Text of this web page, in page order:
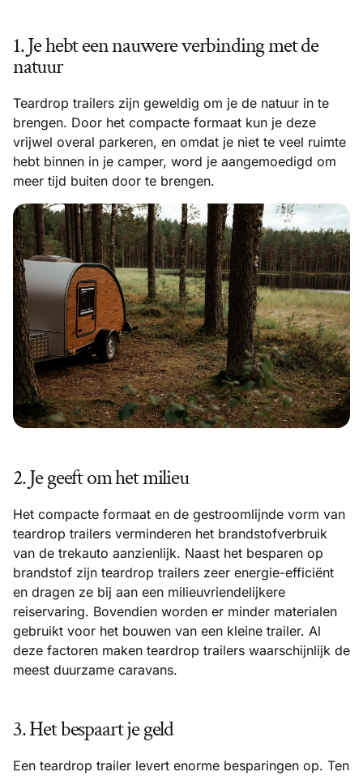
1. Je hebt een nauwere verbinding met de
natuur
Teardrop trailers zijn geweldig om je de natuur in te
brengen. Door het compacte formaat kun je deze
vrijwel overal parkeren, en omdat je niet te veel ruimte
hebt binnen in je camper, word je aangemoedigd om
meer tijd buiten door te brengen.
2. Je geeft om het milieu
Het compacte formaat en de gestroomlijnde vorm van
teardrop trailers verminderen het brandstofverbruik
van de trekauto aanzienlijk. Naast het besparen op
brandstof zijn teardrop trailers zeer energie-efficiënt
en dragen ze bij aan een milieuvriendelijkere
reiservaring. Bovendien worden er minder materialen
gebruikt voor het bouwen van een kleine trailer. Al
deze factoren maken teardrop trailers waarschijnlijk de
meest duurzame caravans.
3. Het bespaart je geld
Een teardrop trailer levert enorme besparingen op. Ten